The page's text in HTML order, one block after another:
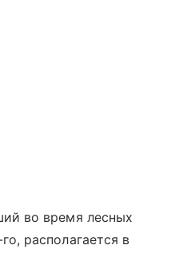
во время лесных
располагается в